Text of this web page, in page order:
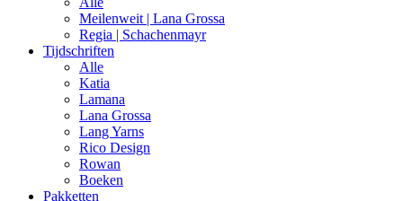
Meilenweit | Lana Grossa
Regia | Schachenmayr
Tijdschriften
Alle
Katia
Lamana
Lana Grossa
Lang Yarns
Rico Design
Rowan
Boeken
Pakketten